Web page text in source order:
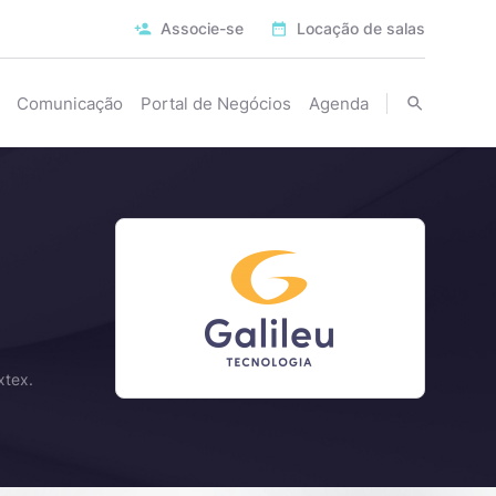
Associe-se Locação de salas
Comunicação Portal de Negócios Agenda